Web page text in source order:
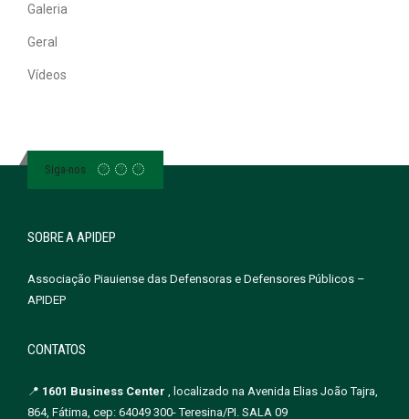
Galeria
Geral
Vídeos
Siga-nos
SOBRE A APIDEP
Associação Piauiense das Defensoras e Defensores Públicos –
APIDEP
CONTATOS
📍 1601 Business Center , localizado na Avenida Elias João Tajra,
864, Fátima, cep: 64049 300- Teresina/PI. SALA 09